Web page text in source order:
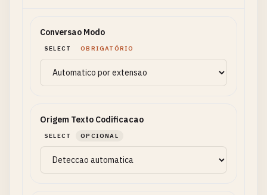
Conversao Modo
SELECT OBRIGATÓRIO
Origem Texto Codificacao
SELECT OPCIONAL